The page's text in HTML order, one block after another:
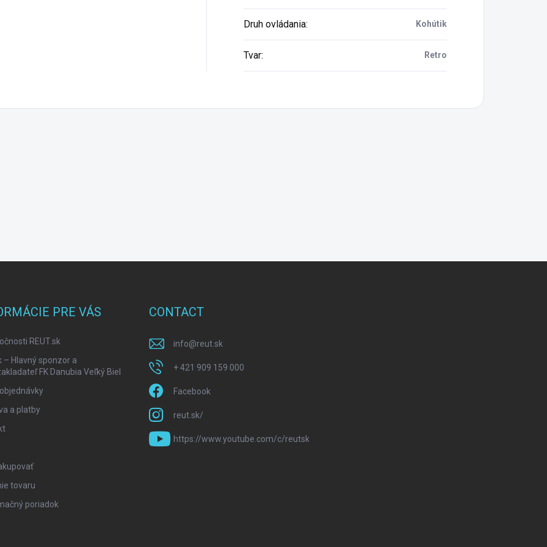
Druh ovládania: Kohútik
Tvar: Retro
PRE VÁS
REUT.sk
– Hlavný sponzor a
FK Danubia Veľký Biel
a platby
tovaru
poriadok
CONTACT
info@reut.sk
+ 421 909 159 000
Facebook
reut.sk/
https://www.youtube.com/c/reutsk